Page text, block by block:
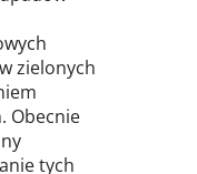
zielonych
Obecnie
tych